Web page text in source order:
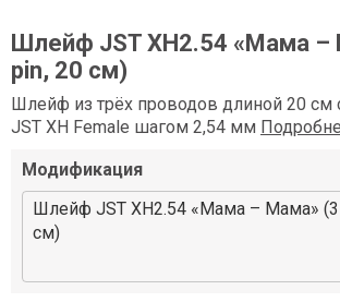
Шлейф JST XH2.54 «Мама –
pin, 20 см)
Шлейф из трёх проводов длиной 20 см
JST XH Female шагом 2,54 мм
Модификация
Шлейф JST XH2.54 «Мама – Мама» (3
см)